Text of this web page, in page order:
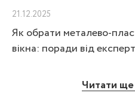
21.12.2025
Як обрати металево-
вікна: поради від
Читати ще